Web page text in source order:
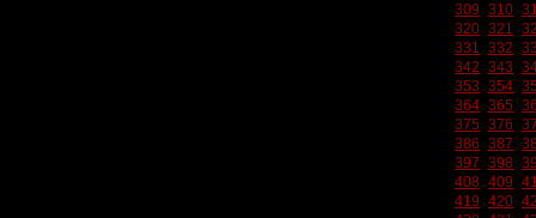
309 310
320 321
331 332
342 343
353 354
364 365
375 376
386 387
397 398
408 409
419 420